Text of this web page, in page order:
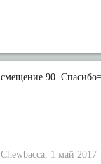
смещение 90.
Chewbacca, 1 май 2017